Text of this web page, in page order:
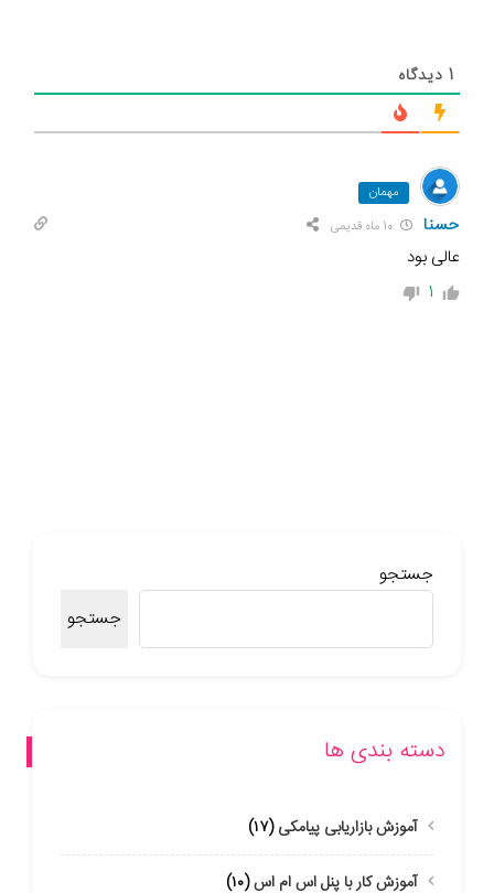
1 دیدگاه
مهمان
حسنا
عالی بود
1
جستجو
جستجو
دسته بندی ها
آموزش بازاریابی پیامکی(۱۷)
آموزش کار با پنل اس ام اس(۱۰)